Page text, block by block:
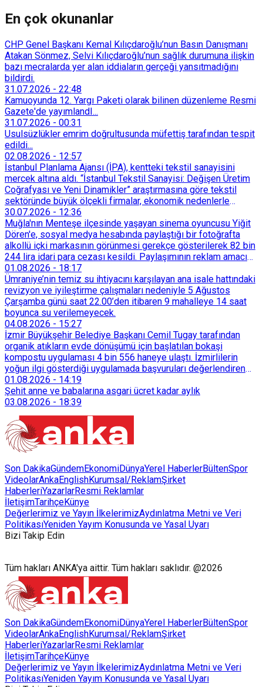
En çok okunanlar
CHP Genel Başkanı Kemal Kılıçdaroğlu’nun Basın Danışmanı
Atakan Sönmez, Selvi Kılıçdaroğlu’nun sağlık durumuna ilişkin
bazı mecralarda yer alan iddiaların gerçeği yansıtmadığını
bildirdi.
31.07.2026 - 22:48
Kamuoyunda 12. Yargı Paketi olarak bilinen düzenleme Resmi
Gazete'de yayımlandI...
31.07.2026 - 00:31
Usulsüzlükler emrim doğrultusunda müfettiş tarafından tespit
edildi...
02.08.2026 - 12:57
İstanbul Planlama Ajansı (İPA), kentteki tekstil sanayisini
mercek altına aldı. “İstanbul Tekstil Sanayisi: Değişen Üretim
Coğrafyası ve Yeni Dinamikler” araştırmasına göre tekstil
sektöründe büyük ölçekli firmalar, ekonomik nedenlerle
İstanbul’dan devlet destekli teşvik bölgelerine veya
Trakya’daki OSB’lere taşınmaya başladı. İstanbul içindeki
küçük ölçekli üretim merkezleri de Tarihi Yarımada’dan
Sultançiftliği, Esenyurt, Arnavutköy ve Güneşli gibi çevre
ilçelere yöneldi.
30.07.2026 - 12:36
Muğla'nın Menteşe ilçesinde yaşayan sinema oyuncusu Yiğit
Dören'e, sosyal medya hesabında paylaştığı bir fotoğrafta
alkollü içki markasının görünmesi gerekçe gösterilerek 82 bin
244 lira idari para cezası kesildi. Paylaşımının reklam amacı
taşımadığını savunan Dören, cezanın iptali için yargıya
başvurdu.
01.08.2026 - 18:17
Ümraniye’nin temiz su ihtiyacını karşılayan ana isale hattındaki
revizyon ve iyileştirme çalışmaları nedeniyle 5 Ağustos
Çarşamba günü saat 22.00’den itibaren 9 mahalleye 14 saat
boyunca su verilemeyecek.
04.08.2026 - 15:27
İzmir Büyükşehir Belediye Başkanı Cemil Tugay tarafından
organik atıkların evde dönüşümü için başlatılan bokaşi
kompostu uygulaması 4 bin 556 haneye ulaştı. İzmirlilerin
yoğun ilgi gösterdiği uygulamada başvuruları değerlendiren
Tarımsal Hizmetler Dairesi Başkanlığı, farklı ilçelerde toplam
128 bokaşi kompost eğitimi düzenleyerek İzmirlileri
sürdürülebilir atık yönetimi sistemine dahil etti.
01.08.2026 - 14:19
Şehit anne ve babalarına asgari ücret kadar aylık
03.08.2026 - 18:39
Son DakikaGündemEkonomiDünyaYerel HaberlerBültenSpor
VideolarAnkaEnglishKurumsal/ReklamŞirket
HaberleriYazarlarResmi Reklamlar
İletişimTarihçeKünye
Değerlerimiz ve Yayın İlkelerimizAydınlatma Metni ve Veri
PolitikasıYeniden Yayım Konusunda ve Yasal Uyarı
Bizi Takip Edin
Tüm hakları ANKA'ya aittir. Tüm hakları saklıdır. @2026
Son DakikaGündemEkonomiDünyaYerel HaberlerBültenSpor
VideolarAnkaEnglishKurumsal/ReklamŞirket
HaberleriYazarlarResmi Reklamlar
İletişimTarihçeKünye
Değerlerimiz ve Yayın İlkelerimizAydınlatma Metni ve Veri
PolitikasıYeniden Yayım Konusunda ve Yasal Uyarı